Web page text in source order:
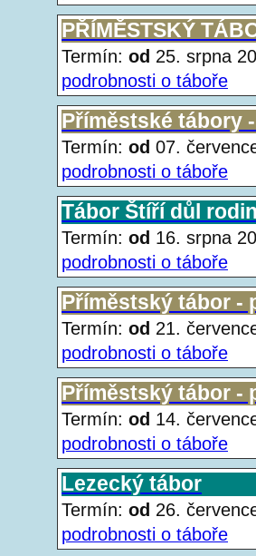
PŘÍMĚSTSKÝ
Termín: od 25. srpna
podrobnosti o táboře
Příměstské tábory
Termín: od 07.
podrobnosti o táboře
Tábor Štíří důl
Termín: od 16. srpna
podrobnosti o táboře
Příměstský tábor -
Termín: od 21.
podrobnosti o táboře
Příměstský tábor -
Termín: od 14.
podrobnosti o táboře
Lezecký tábor
Termín: od 26.
podrobnosti o táboře